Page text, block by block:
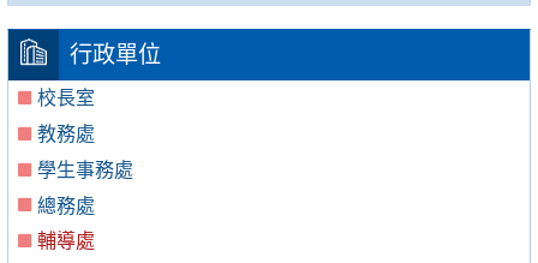
行政單位
校長室
教務處
學生事務處
總務處
輔導處